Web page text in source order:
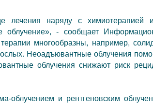
лечения наряду с химиотерапией
облучение», - сообщает
многообразны, например,
Неоадъювантные облучения
облучения снижают риск
облучением и рентгеновским